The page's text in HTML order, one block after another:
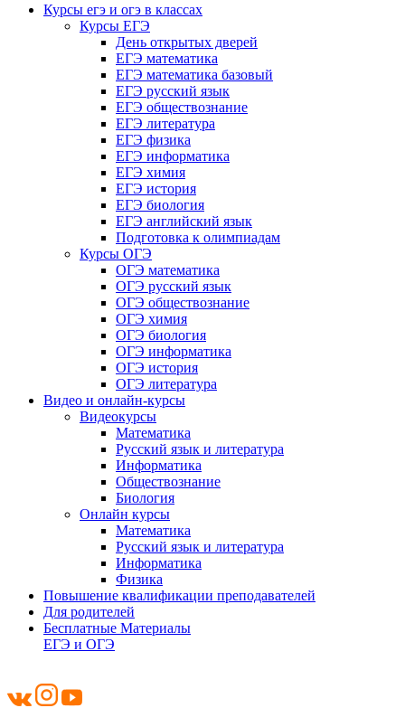
Курсы егэ и огэ в классах
Курсы ЕГЭ
День открытых дверей
ЕГЭ математика
ЕГЭ математика базовый
ЕГЭ русский язык
ЕГЭ обществознание
ЕГЭ литература
ЕГЭ физика
ЕГЭ информатика
ЕГЭ химия
ЕГЭ история
ЕГЭ биология
ЕГЭ английский язык
Подготовка к олимпиадам
Курсы ОГЭ
ОГЭ математика
ОГЭ русский язык
ОГЭ обществознание
ОГЭ химия
ОГЭ биология
ОГЭ информатика
ОГЭ история
ОГЭ литература
Видео и онлайн-курсы
Видеокурсы
Математика
Русский язык и литература
Информатика
Обществознание
Биология
Онлайн курсы
Математика
Русский язык и литература
Информатика
Физика
Повышение квалификации преподавателей
Для родителей
Бесплатные Материалы
ЕГЭ и ОГЭ